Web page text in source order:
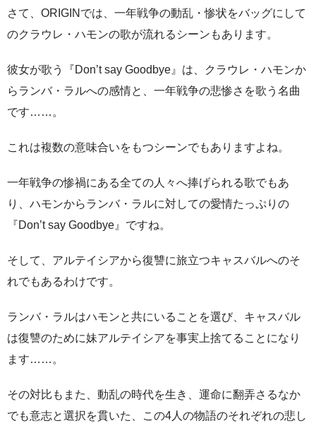
さて、ORIGINでは、一年戦争の動乱・惨状をバッグにして
のクラウレ・ハモンの歌が流れるシーンもあります。
彼女が歌う『Don’t say Goodbye』は、クラウレ・ハモンか
らランバ・ラルへの感情と、一年戦争の悲惨さを歌う名曲
です……。
これは複数の意味合いをもつシーンでもありますよね。
一年戦争の惨禍にある全ての人々へ捧げられる歌でもあ
り、ハモンからランバ・ラルに対しての愛情たっぷりの
『Don’t say Goodbye』ですね。
そして、アルテイシアから復讐に旅立つキャスバルへのそ
れでもあるわけです。
ランバ・ラルはハモンと共にいることを選び、キャスバル
は復讐のために妹アルテイシアを事実上捨てることになり
ます……。
その対比もまた、動乱の時代を生き、運命に翻弄さるなか
でも意志と選択を貫いた、この4人の物語のそれぞれの悲し